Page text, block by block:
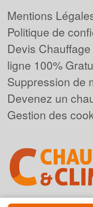
Mentions
Politique de
Devis
ligne 100%
Suppression de
Devenez un
Gestion des